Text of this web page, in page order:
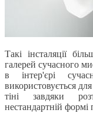
Такі інсталяції
галерей сучасного
в інтер'єрі
використовується
тіні завдяки
нестандартній формі